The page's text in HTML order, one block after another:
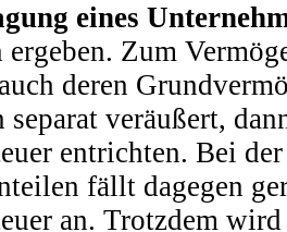
eines
ergeben. Zum
deren
separat veräußert,
entrichten. Bei
fällt dagegen
an. Trotzdem